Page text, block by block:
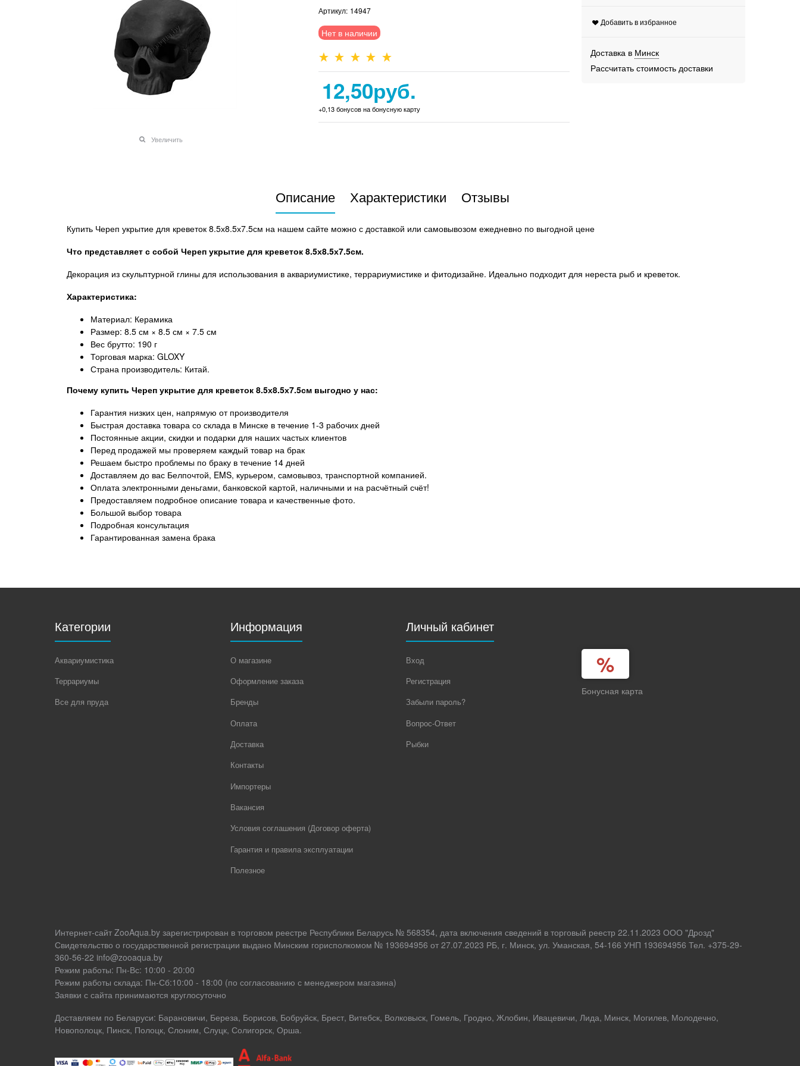
Увеличить
Артикул: 14947
Нет в наличии
12,50руб.
+0,13 бонусов на бонусную карту
Добавить в избранное
Доставка в Минск
Рассчитать стоимость доставки
Описание Характеристики Отзывы
Купить Череп укрытие для креветок 8.5х8.5х7.5см на нашем сайте можно с доставкой или самовывозом ежедневно по выгодной цене
Что представляет с собой Череп укрытие для креветок 8.5х8.5х7.5см.
Декорация из скульптурной глины для использования в аквариумистике, террариумистике и фитодизайне. Идеально подходит для нереста рыб и креветок.
Характеристика:
Материал: Керамика
Размер: 8.5 см × 8.5 см × 7.5 см
Вес брутто: 190 г
Торговая марка: GLOXY
Страна производитель: Китай.
Почему купить Череп укрытие для креветок 8.5х8.5х7.5см выгодно у нас:
Гарантия низких цен, напрямую от производителя
Быстрая доставка товара со склада в Минске в течение 1-3 рабочих дней
Постоянные акции, скидки и подарки для наших частых клиентов
Перед продажей мы проверяем каждый товар на брак
Решаем быстро проблемы по браку в течение 14 дней
Доставляем до вас Белпочтой, EMS, курьером, самовывоз, транспортной компанией.
Оплата электронными деньгами, банковской картой, наличными и на расчётный счёт!
Предоставляем подробное описание товара и качественные фото.
Большой выбор товара
Подробная консультация
Гарантированная замена брака
Категории
Аквариумистика
Террариумы
Все для пруда
Информация
О магазине
Оформление заказа
Бренды
Оплата
Доставка
Контакты
Импортеры
Вакансия
Условия соглашения (Договор оферта)
Гарантия и правила эксплуатации
Полезное
Личный кабинет
Вход
Регистрация
Забыли пароль?
Вопрос-Ответ
Рыбки
Бонусная карта
Интернет-сайт ZooAqua.by зарегистрирован в торговом реестре Республики Беларусь № 568354, дата включения сведений в торговый реестр 22.11.2023 ООО "Дрозд"
Свидетельство о государственной регистрации выдано Минским горисполкомом № 193694956 от 27.07.2023 РБ, г. Минск, ул. Уманская, 54-166 УНП 193694956 Тел. +375-29-
360-56-22 info@zooaqua.by
Режим работы: Пн-Вс: 10:00 - 20:00
Режим работы склада: Пн-Сб:10:00 - 18:00 (по согласованию с менеджером магазина)
Заявки с сайта принимаются круглосуточно
Доставляем по Беларуси: Барановичи, Береза, Борисов, Бобруйск, Брест, Витебск, Волковыск, Гомель, Гродно, Жлобин, Ивацевичи, Лида, Минск, Могилев, Молодечно,
Новополоцк, Пинск, Полоцк, Слоним, Слуцк, Солигорск, Орша.